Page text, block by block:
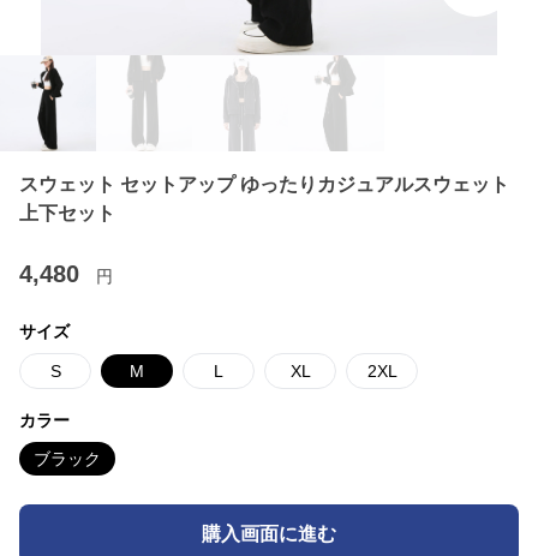
スウェット セットアップ ゆったりカジュアルスウェット
上下セット
4,480 円
サイズ
S M L XL 2XL
カラー
ブラック
購入画面に進む